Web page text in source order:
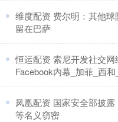
维度配资 费尔明：其他
留在巴萨
恒运配资 索尼开发社交
Facebook内幕_加菲_西和
凤凰配资 国家安全部披
等名义窃密